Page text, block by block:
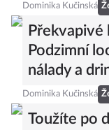
Dominika Kučinská
Podzimní
nálady a
Dominika Kučinská
Toužíte po